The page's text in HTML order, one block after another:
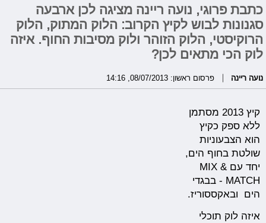
כתבת פרוגי, נועה ריינה מציגה לכן ארבעה
סגנונות לבוש לקיץ הקרוב: הלוק המתוק, הלוק
הרוקיסטי, הלוק הזוהר ולוק מסיבות החוף. איזה
לוק הכי מתאים לכן?
נועה ריינה פרסום ראשון: 08/07/2013, 14:16
קיץ 2013 מסתמן
ללא ספק כקיץ
הוא הצבעוניות
שולטת בחוף הים,
יחד עם MIX &
MATCH - בבגדי
הים ובאקססוריז.
איזה לוק תוכלי